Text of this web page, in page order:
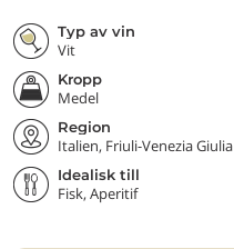
Typ av vin
Vit
Kropp
Medel
Region
Italien, Friuli-Venezia Giulia
Idealisk till
Fisk, Aperitif